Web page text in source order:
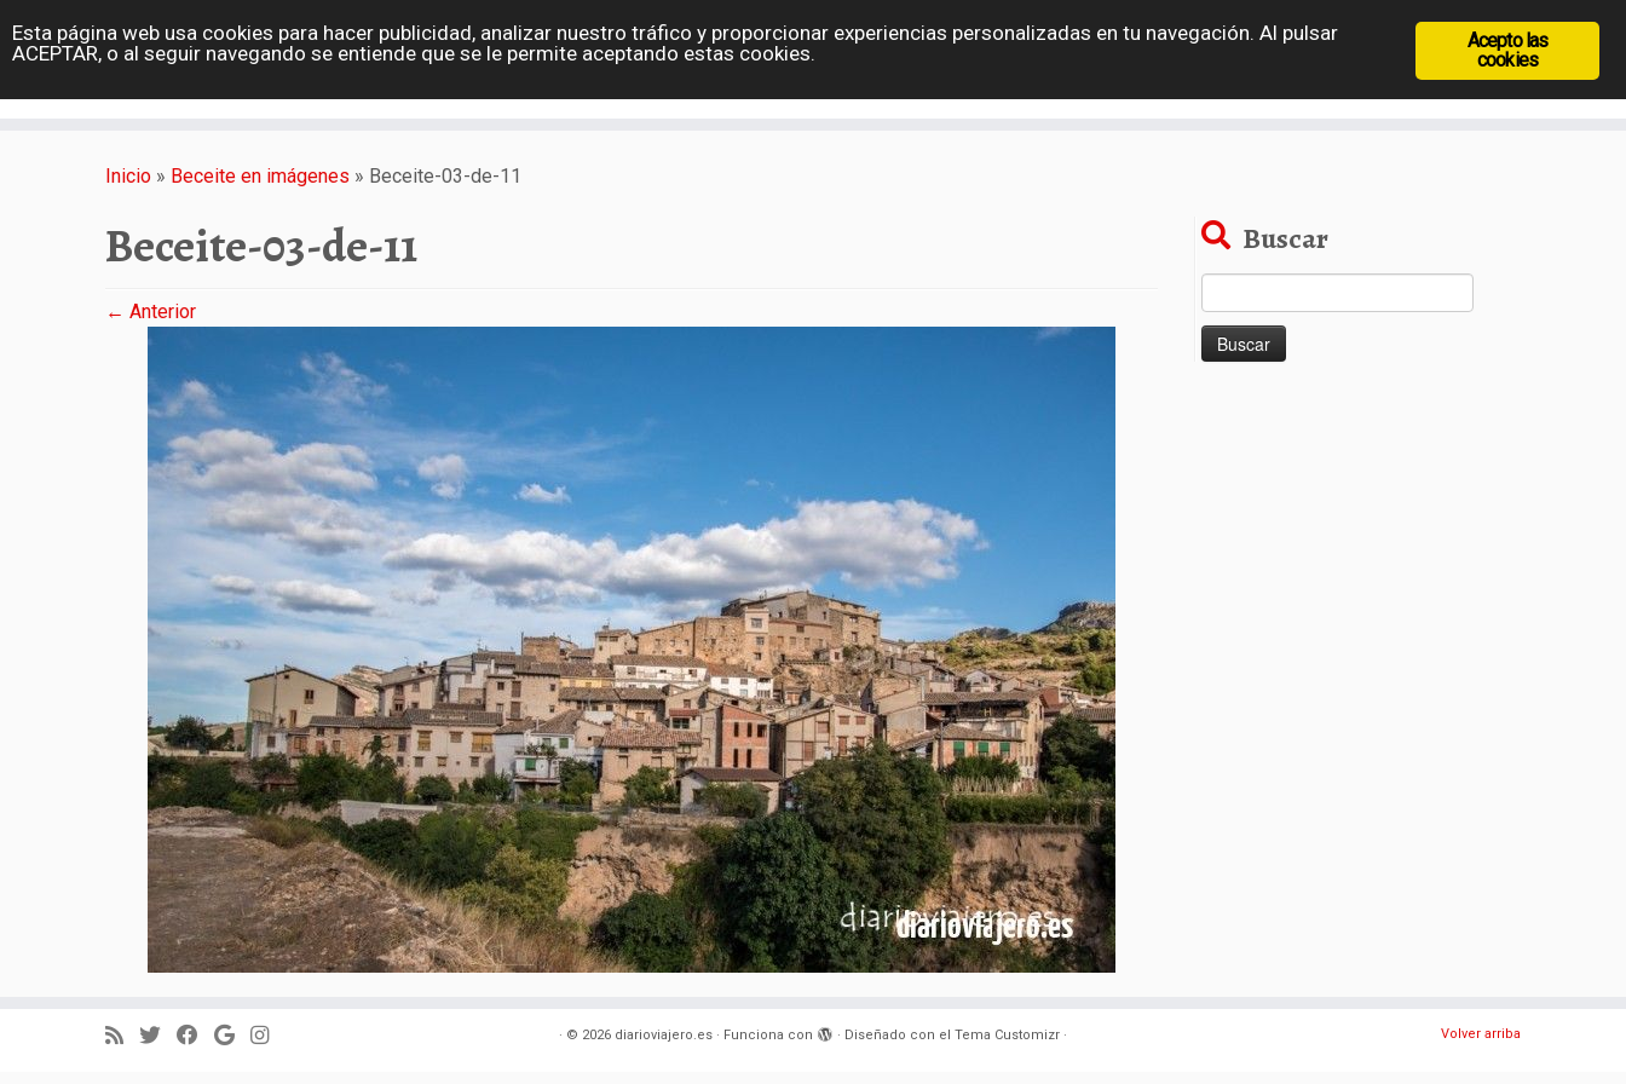
diarioviajero.es Portada Eslovaquia España Holanda Polonia Grecia Rep. Checa Hungría
Rumanía
Inicio » Beceite en imágenes » Beceite-03-de-11
Beceite-03-de-11
← Anterior
Buscar
· © 2026 diarioviajero.es · Funciona con · Diseñado con el Tema Customizr · Volver arriba
Acepto las
cookies
Esta página web usa cookies para hacer publicidad, analizar nuestro tráfico y proporcionar experiencias personalizadas en tu navegación. Al pulsar
ACEPTAR, o al seguir navegando se entiende que se le permite aceptando estas cookies.